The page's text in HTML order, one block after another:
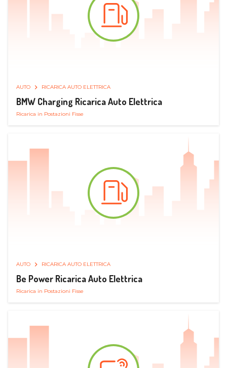
AUTO RICARICA AUTO ELETTRICA
BMW Charging Ricarica Auto Elettrica
Ricarica in Postazioni Fisse
AUTO RICARICA AUTO ELETTRICA
Be Power Ricarica Auto Elettrica
Ricarica in Postazioni Fisse